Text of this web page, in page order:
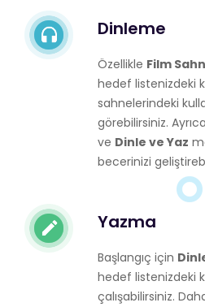
Dinleme
Özellikle Film
hedef listenizdeki
sahnelerindeki
görebilirsiniz. Ayrıca
ve Dinle ve Yaz
becerinizi
Yazma
Başlangıç için
hedef listenizdeki
çalışabilirsiniz.